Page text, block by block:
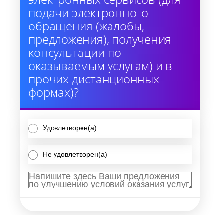
подачи электронного
обращения (жалобы,
предложения), получения
консультации по
оказываемым услугам) и в
прочих дистанционных
формах)?
Удовлетворен(а)
Не удовлетворен(а)